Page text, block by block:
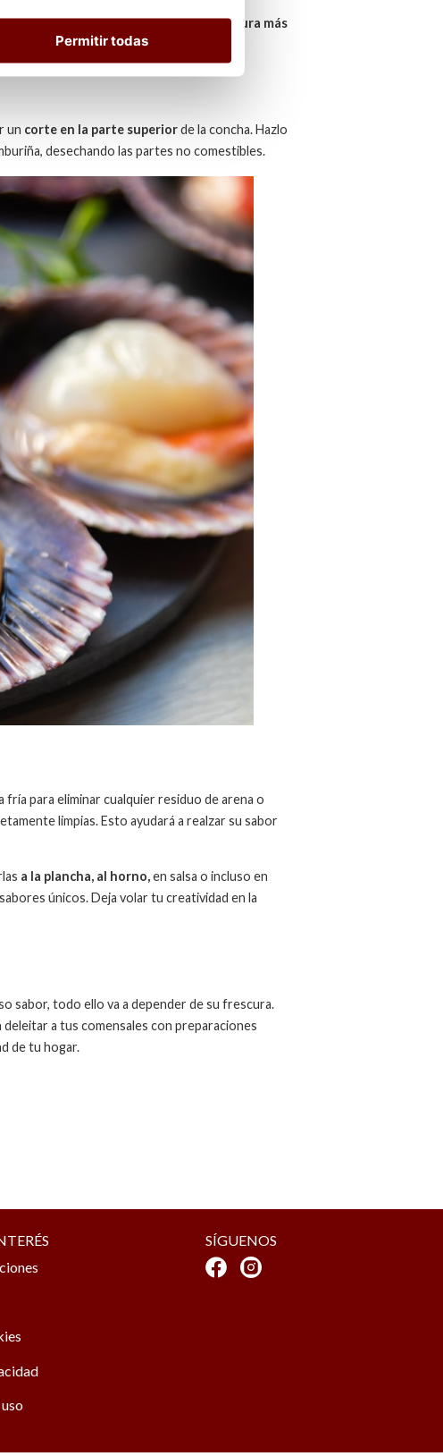
las zamburiñas frescas tienen unatextura más
y calidad.
un corte en la parte superiorde la concha. Hazlo
desechando las partes no comestibles.
fría para eliminar cualquier residuo de arena o
limpias. Esto ayudará a realzar su sabor
a la plancha, al horno,en salsa o incluso en
únicos. Deja volar tu creatividad en la
sabor, todo ello va a depender de su frescura.
a tus comensales con preparaciones
de tu hogar.
SÍGUENOS
Permitir todas